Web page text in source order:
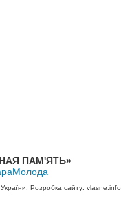
ПАМ'ЯТЬ»
Розробка сайту: vlasne.info